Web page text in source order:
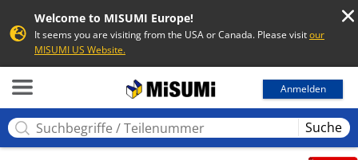
Welcome to MISUMI Europe!
It seems you are visiting from the USA or Canada. Please visitour
MISUMI US Website.
Anmelden
Suche